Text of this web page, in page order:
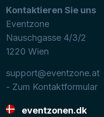
Kontaktieren Sie uns
Eventzone
Nauschgasse 4/3/2
1220 Wien
support@eventzone.at
- Zum Kontaktformular
eventzonen.dk